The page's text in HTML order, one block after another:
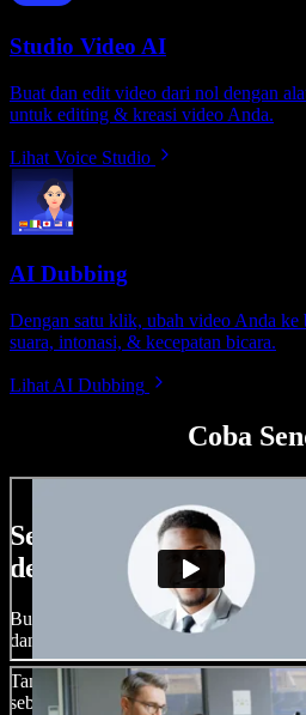
Studio Video AI
Buat dan edit video dari nol dengan
untuk editing & kreasi video Anda.
Lihat Voice Studio
AI Dubbing
Dengan satu klik, ubah video Anda ke
suara, intonasi, & kecepatan bicara.
Lihat AI Dubbing
Coba
Sedikit contoh hal yang
dengan Speechify Studio.
Buat voice over, tambah gambar,
dan kloning suara untuk proyek
Tanpa kurva belajar, semua dari
sebebas mungkin dan wujudkan ide